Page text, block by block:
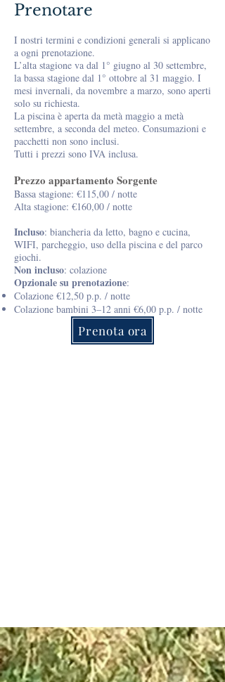
Prenotare
I nostri termini e condizioni generali si applicano
a ogni prenotazione.
L’alta stagione va dal 1° giugno al 30 settembre,
la bassa stagione dal 1° ottobre al 31 maggio. I
mesi invernali, da novembre a marzo, sono aperti
solo su richiesta.
La piscina è aperta da metà maggio a metà
settembre, a seconda del meteo. Consumazioni e
pacchetti non sono inclusi.
Tutti i prezzi sono IVA inclusa.
Prezzo appartamento Sorgente
Bassa stagione: €115,00 / notte
Alta stagione: €160,00 / notte
Incluso: biancheria da letto, bagno e cucina,
WIFI, parcheggio, uso della piscina e del parco
giochi.
Non incluso: colazione
Opzionale su prenotazione:
Colazione €12,50 p.p. / notte
Colazione bambini 3–12 anni €6,00 p.p. / notte
Prenota ora